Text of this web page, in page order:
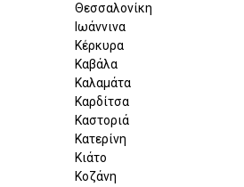
Θεσσαλονίκη
Ιωάννινα
Κέρκυρα
Καβάλα
Καλαμάτα
Καρδίτσα
Καστοριά
Κατερίνη
Κιάτο
Κοζάνη